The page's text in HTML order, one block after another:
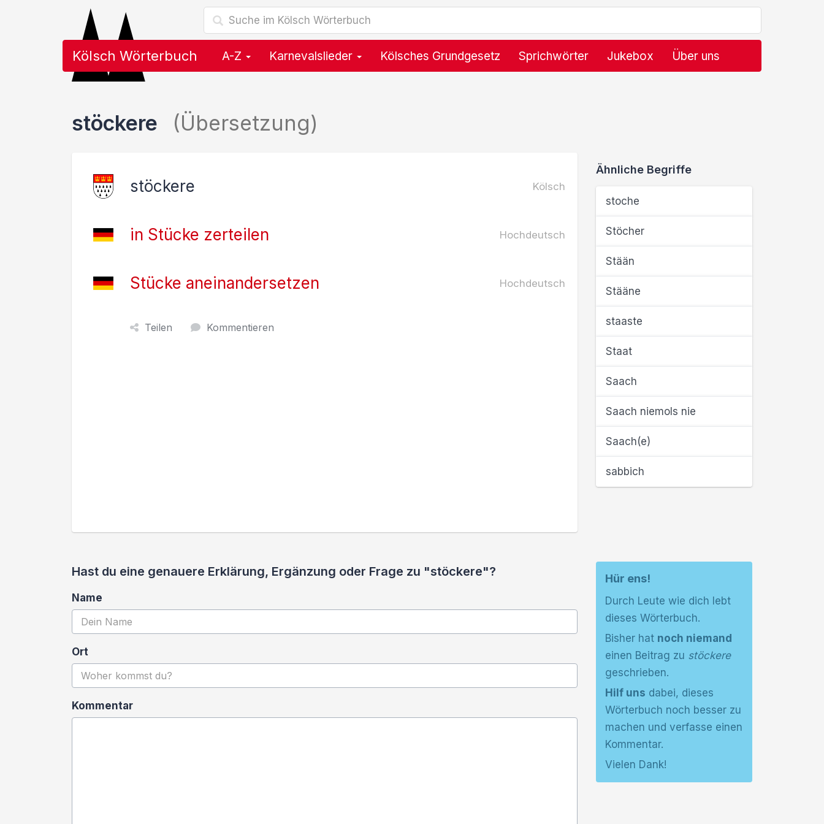
Kölsch Wörterbuch A-Z Karnevalslieder Kölsches Grundgesetz Sprichwörter Jukebox Über uns
stöckere (Übersetzung)
stöckere Kölsch
in Stücke zerteilen Hochdeutsch
Stücke aneinandersetzen Hochdeutsch
Teilen Kommentieren
Ähnliche Begriffe
stoche
Stöcher
Stään
Stääne
staaste
Staat
Saach
Saach niemols nie
Saach(e)
sabbich
Hast du eine genauere Erklärung, Ergänzung oder Frage zu "stöckere"?
Name
Ort
Kommentar
Hür ens!
Durch Leute wie dich lebt
dieses Wörterbuch.
Bisher hat noch niemand
einen Beitrag zu stöckere
geschrieben.
Hilf uns dabei, dieses
Wörterbuch noch besser zu
machen und verfasse einen
Kommentar.
Vielen Dank!